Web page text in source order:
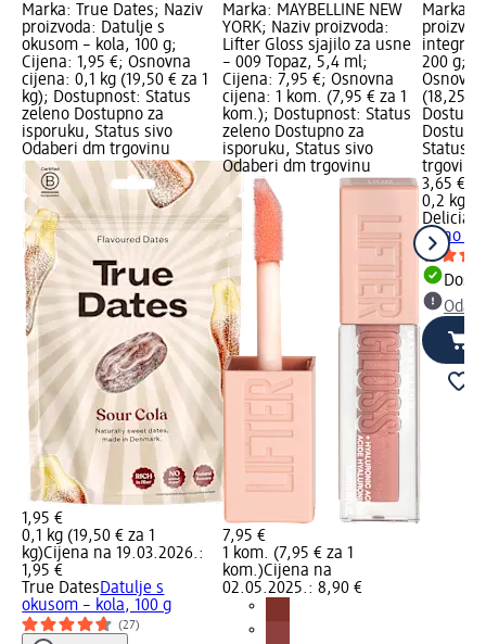
Marka: True Dates; Naziv
proizvoda: Datulje s
okusom – kola, 100 g;
Cijena: 1,95 €; Osnovna
cijena: 0,1 kg (19,50 € za 1
kg); Dostupnost: Status
zeleno Dostupno za
isporuku, Status sivo
Odaberi dm trgovinu
1,95 €
0,1 kg (19,50 € za 1
kg)Cijena na 19.03.2026.:
1,95 €
True DatesDatulje s
okusom – kola, 100 g
(27)
Marka: MAYBELLINE NEW
YORK; Naziv proizvoda:
Lifter Gloss sjajilo za usne
– 009 Topaz, 5,4 ml;
Cijena: 7,95 €; Osnovna
cijena: 1 kom. (7,95 € za 1
kom.); Dostupnost: Status
zeleno Dostupno za
isporuku, Status sivo
Odaberi dm trgovinu
7,95 €
1 kom. (7,95 € za 1
kom.)Cijena na
02.05.2025.: 8,90 €
Marka:
200 g;
(18,25 €
Status
trgovinu
3,65 €
0,2 kg
Delicia
čajno